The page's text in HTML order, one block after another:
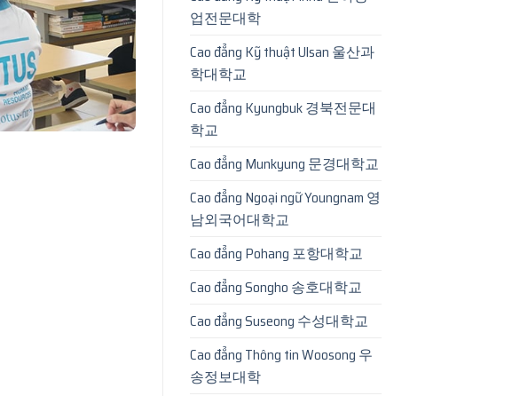
업전문대학
Cao đẳng Kỹ thuật Ulsan 울산과
학대학교
Cao đẳng Kyungbuk 경북전문대
학교
Cao đẳng Munkyung 문경대학교
Cao đẳng Ngoại ngữ Youngnam 영
남외국어대학교
Cao đẳng Pohang 포항대학교
Cao đẳng Songho 송호대학교
Cao đẳng Suseong 수성대학교
Cao đẳng Thông tin Woosong 우
송정보대학